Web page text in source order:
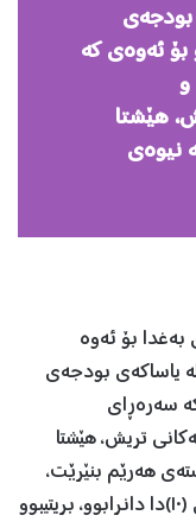
بۆ ئه‌وه‌ی كه‌
هێشتا
نیوه‌ی
بۆ ئه‌وه‌
یاساكه‌ی بودجه‌ی
كه‌ سه‌ره‌ڕای
تریش، هێشتا
هه‌رێم بنێرێت،
ئه‌و بڕگه‌یه‌ش كه‌ له‌ خاڵی دووه‌م له‌ ماده‌ی (١٠)دا دانرابوو، بریتیبوو